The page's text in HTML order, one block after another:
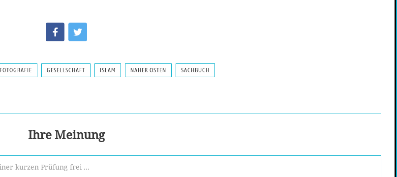
FOTOGRAFIE GESELLSCHAFT ISLAM NAHER OSTEN SACHBUCH
Ihre Meinung